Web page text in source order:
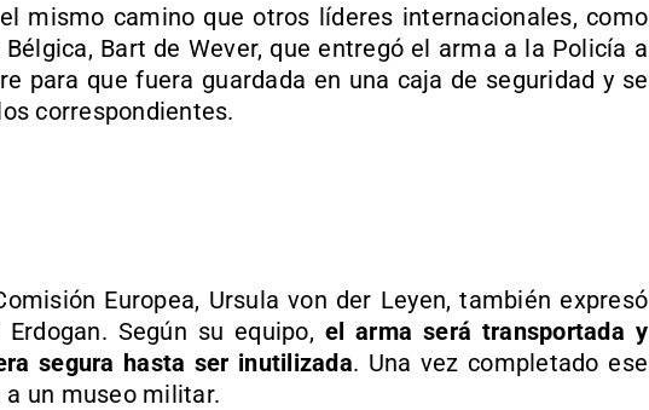
mismo camino que otros líderes internacionales, como
Bart de Wever, que entregó el arma a la Policía a
para que fuera guardada en una caja de seguridad y se
correspondientes.
Europea, Ursula von der Leyen, también expresó
Según su equipo, el arma será transportada y
segura hasta ser inutilizada. Una vez completado ese
a un museo militar.